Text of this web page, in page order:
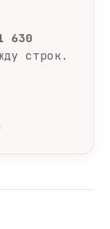
630
строк.